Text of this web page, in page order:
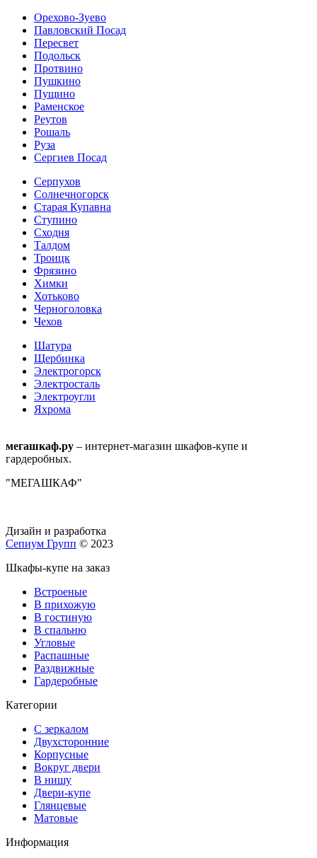
Орехово-Зуево
Павловский Посад
Пересвет
Подольск
Протвино
Пушкино
Пущино
Раменское
Реутов
Рошаль
Руза
Сергиев Посад
Серпухов
Солнечногорск
Старая Купавна
Ступино
Сходня
Талдом
Троицк
Фрязино
Химки
Хотьково
Черноголовка
Чехов
Шатура
Щербинка
Электрогорск
Электросталь
Электроугли
Яхрома
мегашкаф.ру – интернет-магазин шкафов-купе и
гардеробных.
"МЕГАШКАФ"
Дизайн и разработка
Сепиум Групп © 2023
Шкафы-купе на заказ
Встроеные
В прихожую
В гостиную
В спальню
Угловые
Распашные
Раздвижные
Гардеробные
Категории
С зеркалом
Двухсторонние
Корпусные
Вокруг двери
В нишу
Двери-купе
Глянцевые
Матовые
Информация